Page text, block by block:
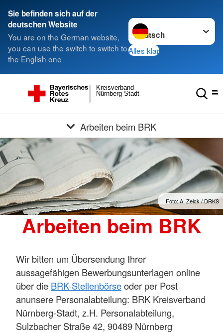
Sie befinden sich auf der
deutschen Website
You are on the German website,
you can use the switch to switch to
the English one
Sprache wechseln zu
Alles klar
Nürnberg-Stadt
Kreisverband
Arbeiten beim BRK
Foto: A. Zelck / DRKS
Arbeiten beim BRK
Wir bitten um Übersendung Ihrer
aussagefähigen Bewerbungsunterlagen online
über die BRK-Stellenbörseoder per Post
anunsere Personalabteilung: BRK Kreisverband
Nürnberg-Stadt, z.H. Personalabteilung,
Sulzbacher Straße 42, 90489 Nürnberg